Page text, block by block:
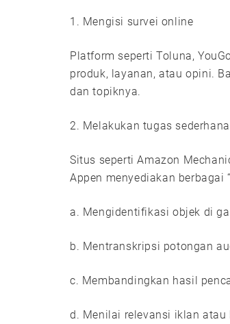
1. Mengisi survei online
Platform seperti Toluna,
produk, layanan, atau opini.
dan topiknya.
2. Melakukan tugas
Situs seperti Amazon
Appen menyediakan berbagai
a. Mengidentifikasi objek di
b. Mentranskripsi potongan
c. Membandingkan hasil
d. Menilai relevansi iklan atau